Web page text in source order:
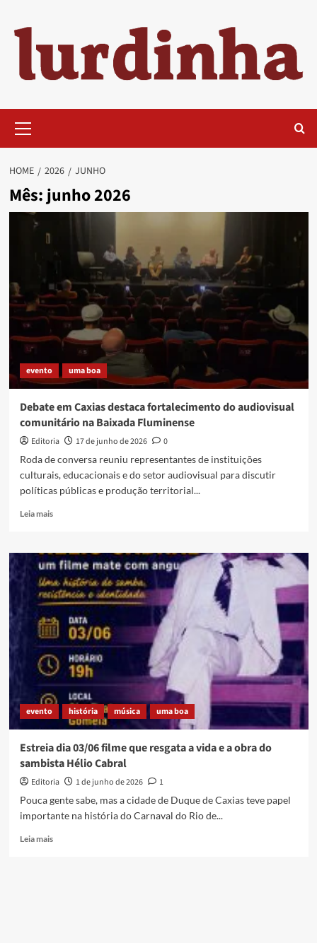
content
Menu
HOME 2026 JUNHO
Mês:junho 2026
evento uma boa
Debate em Caxias destaca fortalecimento do audiovisual
comunitário na Baixada Fluminense
Editoria 17 de junho de 2026
0
Roda de conversa reuniu representantes de instituições
culturais, educacionais e do setor audiovisual para discutir
políticas públicas e produção territorial...
Leia maisRead
Debate
em
Caxias
destaca
fortalecimento
do
audiovisual
comunitário
na
Baixada
Fluminense
evento história música uma boa
Estreia dia 03/06 filme que resgata a vida e a obra do
sambista Hélio Cabral
Editoria 1 de junho de 2026
1
Pouca gente sabe, mas a cidade de Duque de Caxias teve papel
importante na história do Carnaval do Rio de...
Leia maisRead